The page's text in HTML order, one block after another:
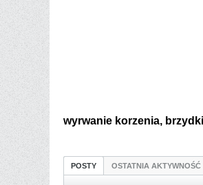
wyrwanie korzenia,
POSTY OSTATNIA AKTYWNOŚĆ